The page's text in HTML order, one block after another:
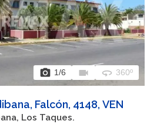
photo_camera 1/6 videocam 360 360º
Falcón, 4148, VEN
Los Taques.